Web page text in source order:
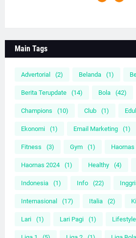
Main Tags
Advertorial (2) Belanda (1)
Berita Terupdate (14) Bola (42)
Champions (10) Club (1)
Ekonomi (1) Email Marketing (1)
Fitness (3) Gym (1) Haornas
Haornas 2024 (1) Healthy (4)
Indonesia (1) Info (22)
Internasional (17) Italia (2)
Lari (1) Lari Pagi (1) Lifestyle